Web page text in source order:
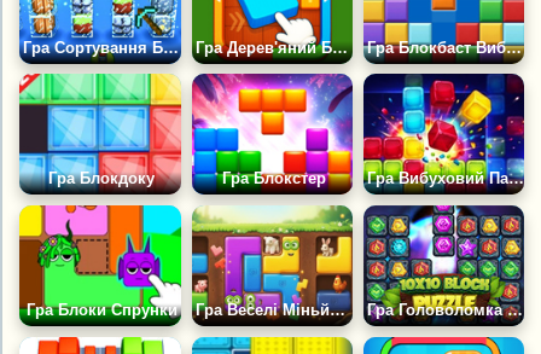
Гра Сортування Блоків Гра Дерев'яний Блок Джем Гра Блокбаст Вибірашки
Гра Блокдоку Гра Блокстер Гра Вибуховий Пазл із Блоків
Гра Блоки Спрунки Гра Веселі Міньйони: Головоломка Гра Головоломка з Блоками 10х10